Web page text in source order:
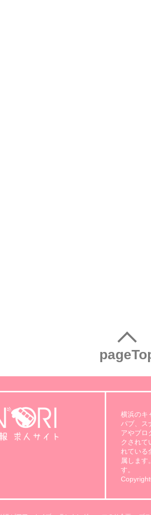
横浜のキ
パブ、ス
アやブロ
クされて
れている
属します
す。